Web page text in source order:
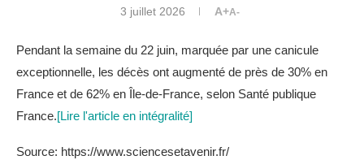
3 juillet 2026 A+A-
Pendant la semaine du 22 juin, marquée par une canicule
exceptionnelle, les décès ont augmenté de près de 30% en
France et de 62% en Île-de-France, selon Santé publique
France.[Lire l'article en intégralité]
Source: https://www.sciencesetavenir.fr/